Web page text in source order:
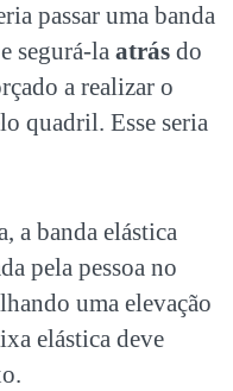
passar uma banda
segurá-la atrás do
a realizar o
quadril. Esse seria
a banda elástica
pela pessoa no
uma elevação
elástica deve